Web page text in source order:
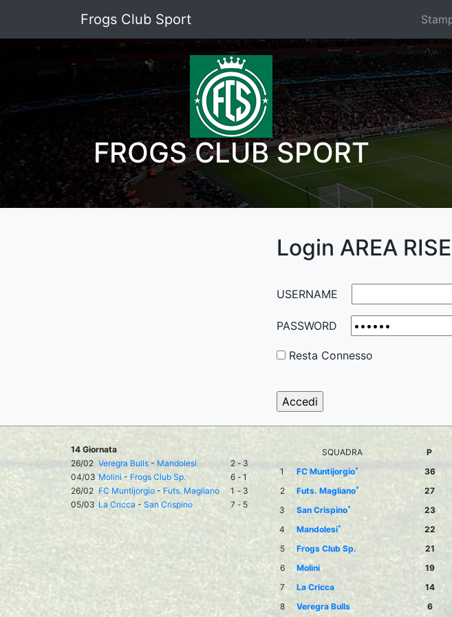
Frogs Club Sport
FROGS CLUB SPORT
Login AREA
USERNAME
PASSWORD
Resta Connesso
14 Giornata
26/02 Veregra Bulls - Mandolesi 2 - 3
04/03 Molini- Frogs Club Sp. 6 - 1
26/02 FC Muntijorgio - Futs. Magliano 1 - 3
05/03 La Cricca - San Crispino 7 - 5
SQUADRA P
1
FC Muntijorgio* 36
2
Futs. Magliano* 27
3
San Crispino* 23
4
Mandolesi* 22
5
Frogs Club Sp. 21
6
Molini 19
7
La Cricca 14
8
Veregra Bulls 6